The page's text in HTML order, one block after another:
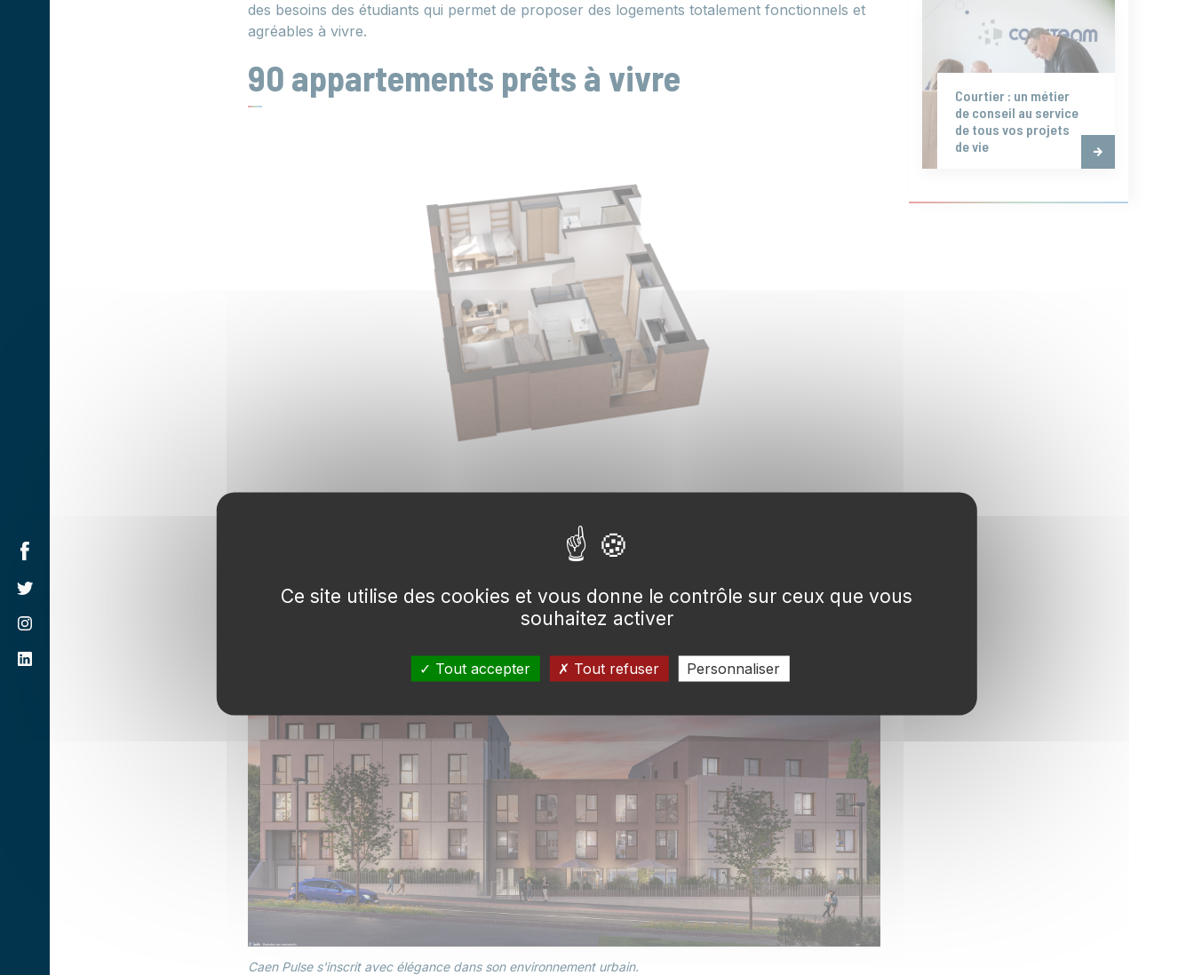
des besoins des étudiants qui permet de proposer des logements totalement fonctionnels et
agréables à vivre.
90 appartements prêts à vivre
L'aménagement de chaque mètre carré a été soigneusement étudié.
Caen Pulse s'inscrit avec élégance dans son environnement urbain.
Courtier : un métier
de conseil au service
de tous vos projets
de vie
Ce site utilise des cookies et vous donne le contrôle sur ceux que vous
souhaitez activer
Tout accepter Tout refuser Personnaliser